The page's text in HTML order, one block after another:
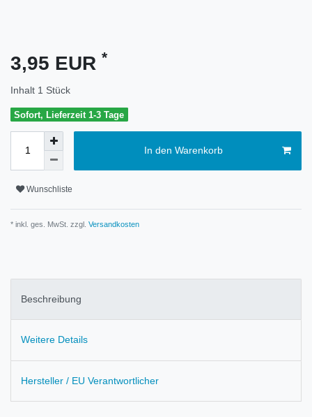
3,95 EUR *
Inhalt 1 Stück
Sofort, Lieferzeit 1-3 Tage
In den Warenkorb
Wunschliste
* inkl. ges. MwSt. zzgl. Versandkosten
Beschreibung
Weitere Details
Hersteller / EU Verantwortlicher